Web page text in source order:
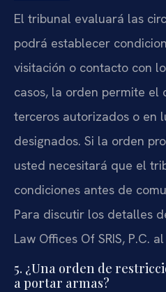
El tribunal evaluará las
podrá establecer
visitación o contacto con
casos, la orden permite el
terceros autorizados o en
designados. Si la orden
usted necesitará que el
condiciones antes de
Para discutir los detalles
Law Offices Of SRIS, P.C.
5. ¿Una orden de
a portar armas?